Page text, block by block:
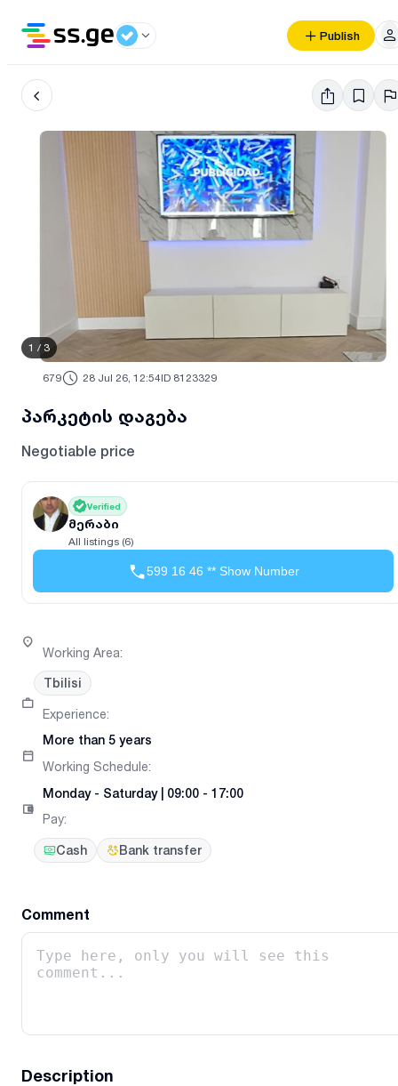
Publish
1 / 3
679 28 Jul 26, 12:54ID 8123329
პარკეტის დაგება
Negotiable price
Verified
მერაბი
All listings (6)
599 16 46 ** Show Number
Working Area:
Tbilisi
Experience:
More than 5 years
Working Schedule:
Monday- Saturday| 09:00 - 17:00
Pay:
Cash Bank transfer
Comment
Description